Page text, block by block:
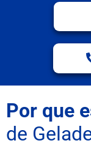
Por que
de